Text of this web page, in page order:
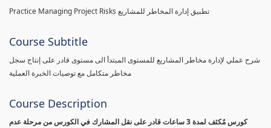
Practice Managing Project Risks تطبيق إدارة المخاطر للمشاريع
Course Subtitle
شرح عملي لإدارة مخاطر المشاريع للمستوى المبتدأ الى مستوى قادر على إنتاج سجل
مخاطر متكامل مع توصيات الخبرة العملية
Course Description
كورس مٌكثف لمدة 3 ساعات قادر على نقل المشارك في الكورس من مرحلة عدم